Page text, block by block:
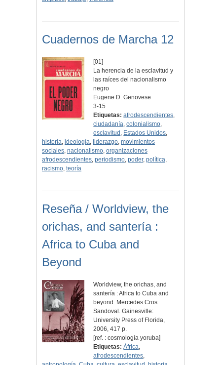
Cuadernos de Marcha 12
[01]
La herencia de la esclavitud y
las raíces del nacionalismo
negro
Eugene D. Genovese
3-15
Etiquetas: afrodescendientes,
ciudadanía,colonialismo,
esclavitud , Estados Unidos,
historia, ideología, liderazgo, movimientos
sociales, nacionalismo, organizaciones
afrodescendientes, periodismo, poder, política,
racismo, teoría
Reseña / Worldview, the
orichas, and santería :
Africa to Cuba and
Beyond
Worldview, the orichas, and
santería : Africa to Cuba and
beyond. Mercedes Cros
Sandoval. Gainesville:
University Press of Florida,
2006, 417 p.
[ref. : cosmología yoruba]
Etiquetas: África,
afrodescendientes,